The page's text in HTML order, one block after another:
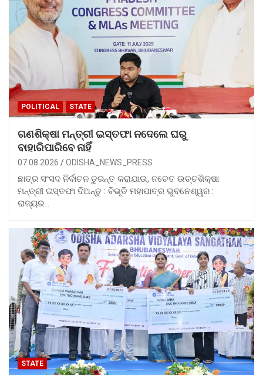
POLITICAL STATE
ଗଣଶିକ୍ଷା ମନ୍ତ୍ରୀ ଇସ୍ତଫା ନଦେଲେ ଘରୁ
ବାହାରିପାରିବେ ନାହିଁ
07.08.2026 ODISHA_NEWS_PRESS
ଛାତ୍ର ସଂସଦ ନିର୍ବାଚନ ତୁରନ୍ତ କରାଯାଉ, ନଚେତ ଉଚ୍ଚଶିକ୍ଷା
ମନ୍ତ୍ରୀ ଇସ୍ତଫା ଦିଅନ୍ତୁ : ବିଭୂତି ମହାପାତ୍ର ଭୁବନେଶ୍ୱର :
ରାଜ୍ୟର…
STATE